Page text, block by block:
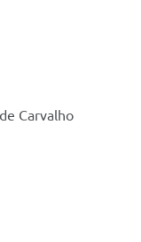
Carvalho